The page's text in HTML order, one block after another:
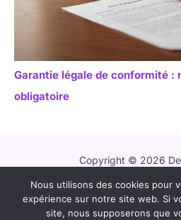
Garantie légale de conformité :
obligatoire
Copyright © 2026 De
Contact
Mentions
Nous utilisons des cookies pour
expérience sur notre site web. Si
site, nous supposerons que